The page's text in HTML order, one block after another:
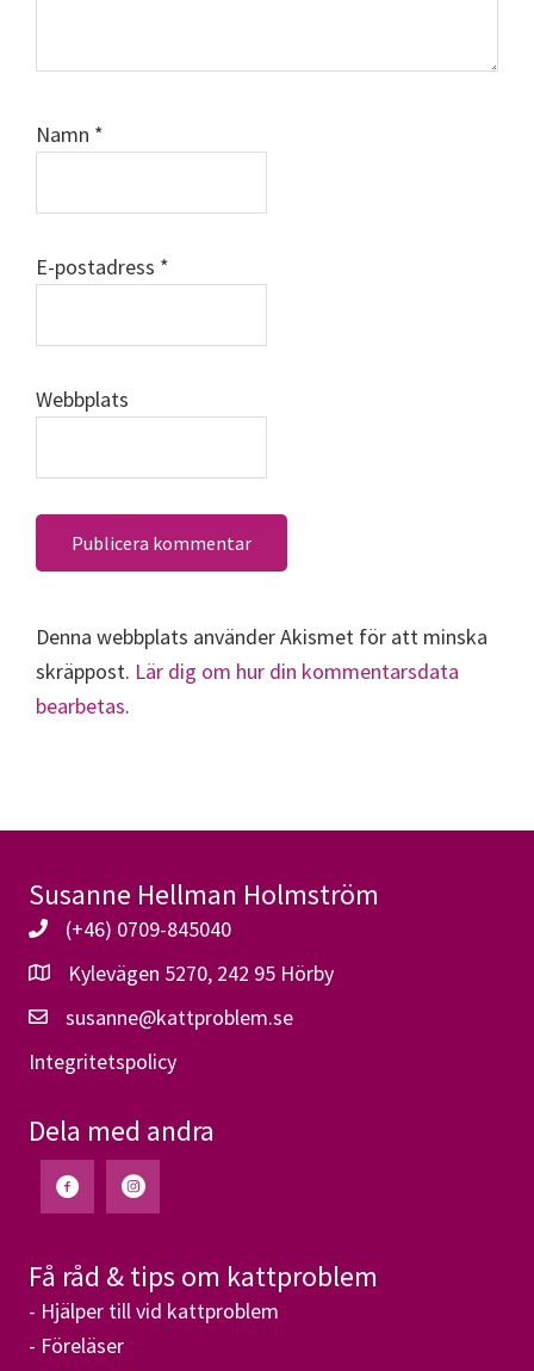
Namn *
E-postadress *
Webbplats
Denna webbplats använder Akismet för att minska
skräppost. Lär dig om hur din kommentarsdata
bearbetas.
Susanne Hellman Holmström
(+46) 0709-845040
Kylevägen 5270, 242 95 Hörby
susanne@kattproblem.se
Integritetspolicy
Dela med andra
Få råd & tips om kattproblem
- Hjälper till vid kattproblem
- Föreläser